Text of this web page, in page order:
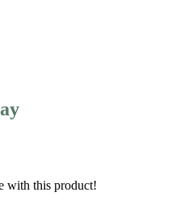
with this product!